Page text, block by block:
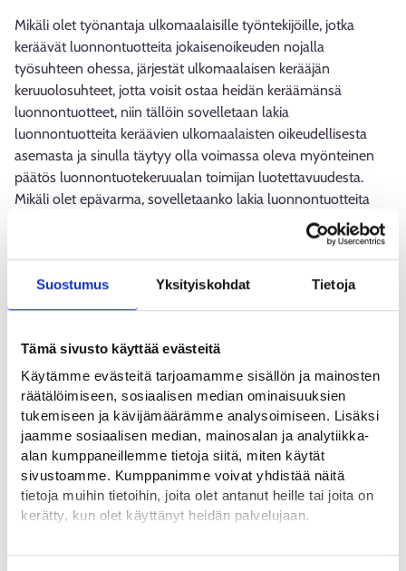
Suostumus Yksityiskohdat Tietoja
Tämä sivusto käyttää evästeitä
Käytämme evästeitä tarjoamamme sisällön ja mainosten
räätälöimiseen, sosiaalisen median ominaisuuksien
tukemiseen ja kävijämäärämme analysoimiseen. Lisäksi
jaamme sosiaalisen median, mainosalan ja analytiikka-
alan kumppaneillemme tietoja siitä, miten käytät
sivustoamme. Kumppanimme voivat yhdistää näitä
tietoja muihin tietoihin, joita olet antanut heille tai joita on
kerätty, kun olet käyttänyt heidän palvelujaan.
Löydät tietoa evästeiden käyttötarkoituksista
Mikäli olet työnantaja ulkomaalaisille työntekijöille, jotka
keräävät luonnontuotteita jokaisenoikeuden nojalla
työsuhteen ohessa, järjestät ulkomaalaisen kerääjän
keruuolosuhteet, jotta voisit ostaa heidän keräämänsä
luonnontuotteet, niin tällöin sovelletaan lakia
luonnontuotteita keräävien ulkomaalaisten oikeudellisesta
asemasta ja sinulla täytyy olla voimassa oleva myönteinen
päätös luonnontuotekeruualan toimijan luotettavuudesta.
Mikäli olet epävarma, sovelletaanko lakia luonnontuotteita
keräävien ulkomaalaisten oikeudellisesta asemasta, niin ole
yhteydessä KEHA-keskukseen ja työsuojeluviranomaiseen.
Kun toimit marjalain alaisena luonnontuotekeruualan
toimijana, huolehdi näistä asioista:
Luonnontuotekeruualan toimijana ei voi sakon uhalla
toimia ilman voimassa olevaa päätöstä luotettavuudesta.
Hae KEHA-keskukselta päätöstä luotettavuudesta, joka
annetaan vuodeksi kerrallaan.
Perehdytä kerääjä seuraaviin asioihin: luonnontuotteiden
keräämiseen ja olosuhteisiin Suomessa,
luonnontuotekeruualan toimijan ja kerääjän keskinäisiin
velvollisuuksiin Suomessa, jokaisenoikeuksiin, neuvoviin